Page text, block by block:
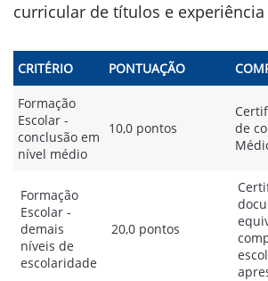
curricular de títulos e
CRITÉRIO PONTUAÇÃO
Formação
Escolar -
conclusão em
nível médio
10,0 pontos
de
Formação
Escolar -
demais
níveis de
escolaridade
20,0 pontos